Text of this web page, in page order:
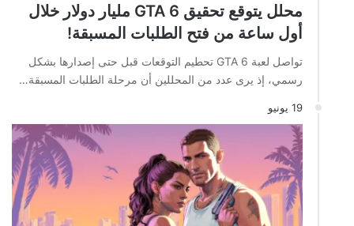
محلل يتوقع تحقيق GTA 6 مليار دولار خلال
أول ساعة من فتح الطلبات المسبقة!
تواصل لعبة GTA 6 تحطيم التوقعات قبل حتى إصدارها بشكل
رسمي، إذ يرى عدد من المحللين أن مرحلة الطلبات المسبقة…
19 يونيو